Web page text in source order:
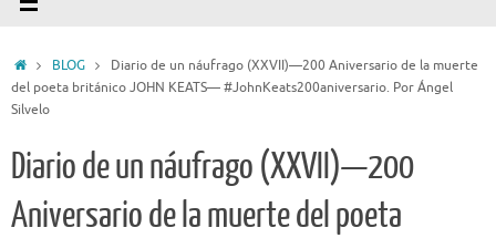
InicioBLOG
Diario de un náufrago (XXVII)—200 Aniversario de la muerte
del poeta británico JOHN KEATS— #JohnKeats200aniversario. Por Ángel
Silvelo
Diario de un náufrago (XXVII)—200
Aniversario de la muerte del poeta